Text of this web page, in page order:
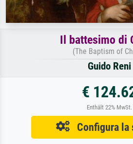
Il battesimo di
(The Baptism of
Guido Reni
€
Enthält 22% MwSt.
Configura la